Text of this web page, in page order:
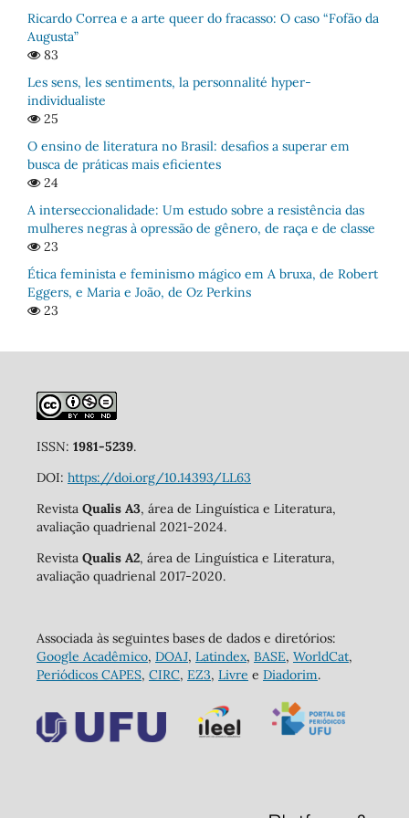
Ricardo Correa e a arte queer do fracasso: O caso “Fofão da
Augusta”
83
Les sens, les sentiments, la personnalité hyper-
individualiste
25
O ensino de literatura no Brasil: desafios a superar em
busca de práticas mais eficientes
24
A interseccionalidade: Um estudo sobre a resistência das
mulheres negras à opressão de gênero, de raça e de classe
23
Ética feminista e feminismo mágico em A bruxa, de Robert
Eggers, e Maria e João, de Oz Perkins
23
ISSN: 1981-5239.
DOI: https://doi.org/10.14393/LL63
Revista Qualis A3, área de Linguística e Literatura,
avaliação quadrienal 2021-2024.
Revista Qualis A2, área de Linguística e Literatura,
avaliação quadrienal 2017-2020.
Associada às seguintes bases de dados e diretórios:
Google Acadêmico, DOAJ, Latindex, BASE, WorldCat,
Periódicos CAPES, CIRC, EZ3, Livre e Diadorim.